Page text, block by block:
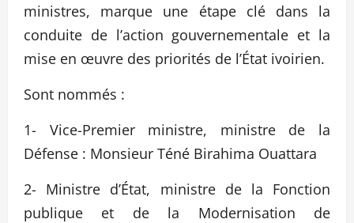
ministres, marque une étape clé dans la
conduite de l’action gouvernementale et la
mise en œuvre des priorités de l’État ivoirien.
Sont nommés :
1- Vice-Premier ministre, ministre de la
Défense : Monsieur Téné Birahima Ouattara
2- Ministre d’État, ministre de la Fonction
publique et de la Modernisation de